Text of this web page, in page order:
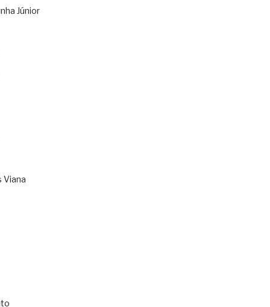
Júnior
Viana